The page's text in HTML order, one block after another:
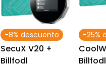
-8% descuento
SecuX V20 +
Billfodl
-25%